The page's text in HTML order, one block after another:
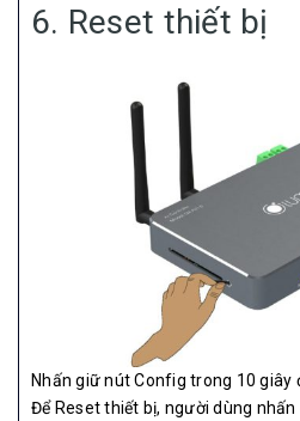
6. Reset thiết bị
Nhấn giữ nút Config trong 10 giây
Để Reset thiết bị, người dùng